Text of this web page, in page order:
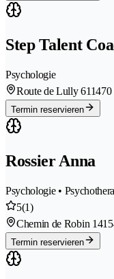
Step Talent
Psychologie
Route de Lully 61
Termin reservieren
Rossier Anna
Psychologie •
5(1)
Chemin de Robin 14
Termin reservieren